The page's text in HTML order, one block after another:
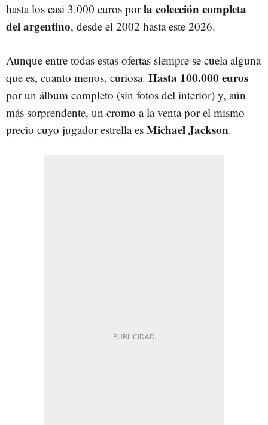
hasta los casi 3.000 euros porla colección completa
del argentino, desde el 2002 hasta este 2026.
Aunque entre todas estas ofertas siempre se cuela alguna
que es, cuanto menos, curiosa. Hasta 100.000 euros
por un álbum completo (sin fotos del interior) y, aún
más sorprendente, un cromo a la venta por el mismo
precio cuyo jugador estrella es Michael Jackson.